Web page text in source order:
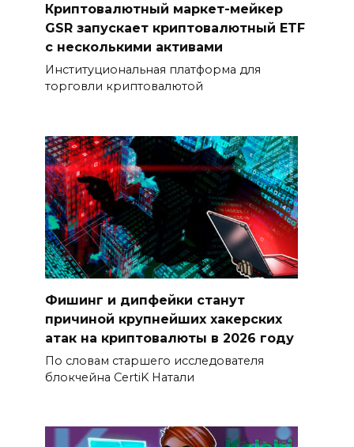
Криптовалютный маркет-мейкер
GSR запускает криптовалютный ETF
с несколькими активами
Институциональная платформа для
торговли криптовалютой
Фишинг и дипфейки станут
причиной крупнейших хакерских
атак на криптовалюты в 2026 году
По словам старшего исследователя
блокчейна CertiK Натали